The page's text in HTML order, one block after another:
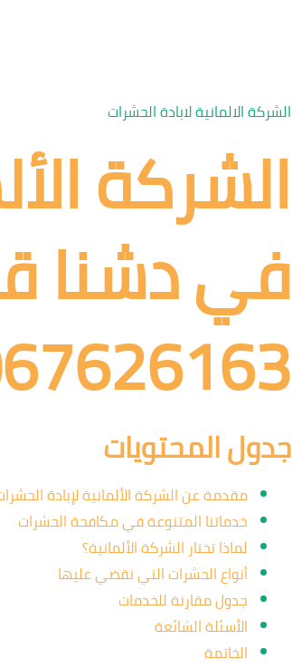
الشركة الالمانية لابادة الحشرات
الشركة
في دشنا
جدول المحتويات
مقدمة عن الشركة الألمانية لإبادة
خدماتنا المتنوعة في مكافحة الحشرات
لماذا تختار الشركة الألمانية؟
أنواع الحشرات التي نقضي عليها
جدول مقارنة للخدمات
الأسئلة الشائعة
الخاتمة